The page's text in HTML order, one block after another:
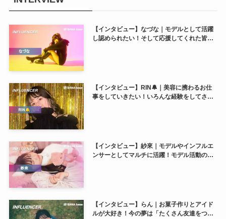
【インタビュー】なづな｜モデルとして活躍
し認められたい！そして応援してくれた皆に
【インタビュー】RIN🔔｜美容に携わるお仕
事をしていきたい！いろんな経験をしてさら
【インタビュー】紗來｜モデルやインフルエ
ンサーとしてマルチに活躍！モデル活動の幅
【インタビュー】らん｜お菓子作りとアイド
ルが大好き！今の夢は「たくさん友達をつく